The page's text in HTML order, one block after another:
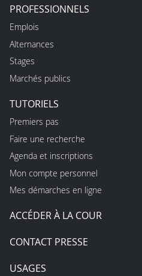
PROFESSIONNELS
Emplois
Alternances
Stages
Marchés publics
TUTORIELS
Premiers pas
Faire une recherche
Agenda et inscriptions
Mon compte personnel
Mes démarches en ligne
ACCÉDER À LA COUR
CONTACT PRESSE
USAGES